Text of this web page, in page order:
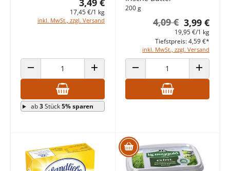
17,45 €/1 kg
inkl. MwSt., zzgl. Versand
ANZAHL VERRINGERN ANZAHL ERHÖHEN
ab3Stück5% sparen
200 g
3,99 €
4,09 €
19,95 €/1 kg
inkl. MwSt., zzgl. Versand
Tiefstpreis: 4,59 €*
ANZAHL VERRINGERN ANZAHL